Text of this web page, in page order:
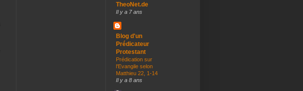
TheoNet.de
Il y a 7 ans
Blog d'un
Prédicateur
Protestant
Prédication sur
l'Evangile selon
Matthieu 22, 1-14
Il y a 8 ans